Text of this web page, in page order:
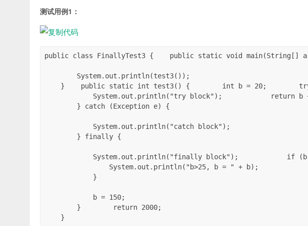
测试用例1：
public class FinallyTest3 {    public static void main(String[]
System.out.println(test3());
}    public static int test3() {        int b = 20;
System.out.println("try block");            return b
} catch (Exception e) {
System.out.println("catch block");
} finally {
System.out.println("finally block");            if (b
System.out.println("b>25, b = " + b);
}
b = 150;
}        return 2000;
}